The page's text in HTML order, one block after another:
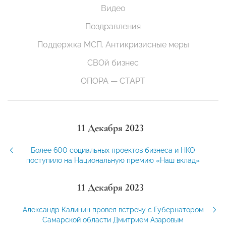
Видео
Поздравления
Поддержка МСП. Антикризисные меры
СВОй бизнес
ОПОРА — СТАРТ
11 Декабря 2023
Более 600 социальных проектов бизнеса и НКО
поступило на Национальную премию «Наш вклад»
11 Декабря 2023
Александр Калинин провел встречу с Губернатором
Самарской области Дмитрием Азаровым